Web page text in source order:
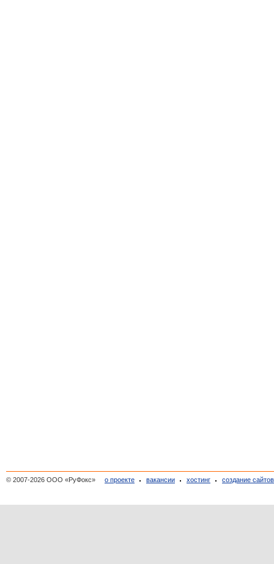
© 2007-2026 ООО «РуФокс» о проекте вакансии хостинг создание сайтов